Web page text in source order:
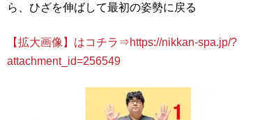
ら、ひざを伸ばして最初の姿勢に戻る
【拡大画像】はコチラ⇒https://nikkan-spa.jp/?
attachment_id=256549